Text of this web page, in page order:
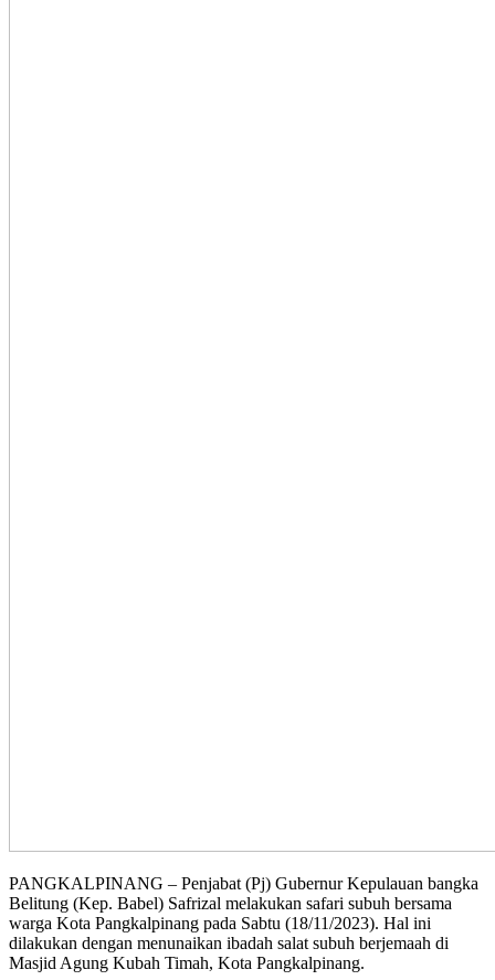
PANGKALPINANG – Penjabat (Pj) Gubernur Kepulauan bangka
Belitung (Kep. Babel) Safrizal melakukan safari subuh bersama
warga Kota Pangkalpinang pada Sabtu (18/11/2023). Hal ini
dilakukan dengan menunaikan ibadah salat subuh berjemaah di
Masjid Agung Kubah Timah, Kota Pangkalpinang.